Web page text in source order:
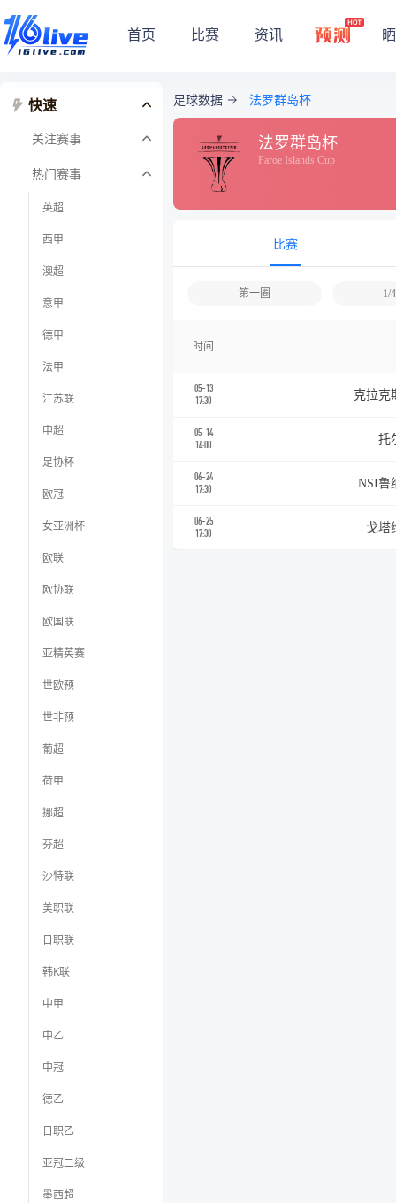
首页 比赛 资讯
快速
关注赛事
热门赛事
英超
西甲
澳超
意甲
德甲
法甲
江苏联
中超
足协杯
欧冠
女亚洲杯
欧联
欧协联
欧国联
亚精英赛
世欧预
世非预
葡超
荷甲
挪超
芬超
沙特联
美职联
日职联
韩K联
中甲
中乙
中冠
德乙
日职乙
亚冠二级
墨西超
足球数据 法罗群岛杯
法罗群岛杯
Faroe Islands Cup
比赛
第一圈 1/
时间
05-13
17:30
克拉克
05-14
14:00
托
06-24
17:30
NSI鲁
06-25
17:30
戈塔